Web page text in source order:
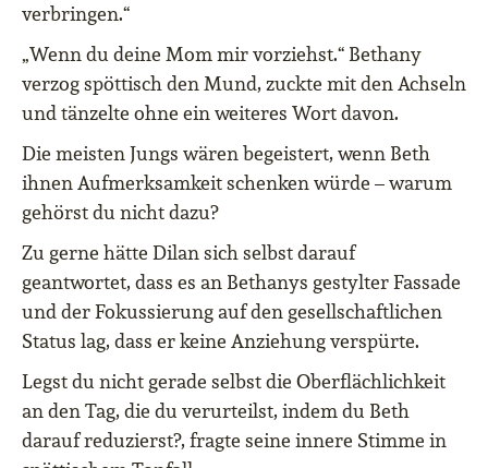
verbringen.“
„Wenn du deine Mom mir vorziehst.“ Bethany
verzog spöttisch den Mund, zuckte mit den Achseln
und tänzelte ohne ein weiteres Wort davon.
Die meisten Jungs wären begeistert, wenn Beth
ihnen Aufmerksamkeit schenken würde – warum
gehörst du nicht dazu?
Zu gerne hätte Dilan sich selbst darauf
geantwortet, dass es an Bethanys gestylter Fassade
und der Fokussierung auf den gesellschaftlichen
Status lag, dass er keine Anziehung verspürte.
Legst du nicht gerade selbst die Oberflächlichkeit
an den Tag, die du verurteilst, indem du Beth
darauf reduzierst?, fragte seine innere Stimme in